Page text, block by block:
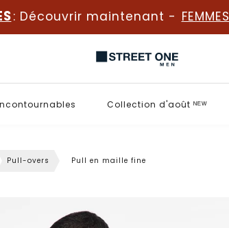
: Découvrir maintenant - FEMMES
Collection d'août ᴺᴱᵂ
Pull-overs Pull en maille fine